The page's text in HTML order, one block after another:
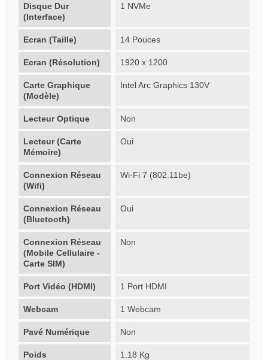
Disque Dur
(Interface)
1 NVMe
Ecran (Taille) 14 Pouces
Ecran (Résolution) 1920 x 1200
Carte Graphique
(Modèle)
Intel Arc Graphics 130V
Lecteur Optique Non
Lecteur (Carte
Mémoire)
Oui
Connexion Réseau
(Wifi)
Wi-Fi 7 (802.11be)
Connexion Réseau
(Bluetooth)
Oui
Connexion Réseau
(Mobile Cellulaire -
Carte SIM)
Non
Port Vidéo (HDMI) 1 Port HDMI
Webcam 1 Webcam
Pavé Numérique Non
Poids 1,18 Kg